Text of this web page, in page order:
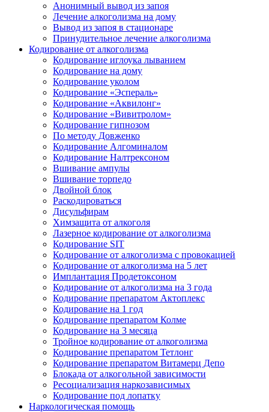
Анонимный вывод из запоя
Лечение алкоголизма на дому
Вывод из запоя в стационаре
Принудительное лечение алкоголизма
Кодирование от алкоголизма
Кодирование иглоука лыванием
Кодирование на дому
Кодирование уколом
Кодирование «Эспераль»
Кодирование «Аквилонг»
Кодирование «Вивитролом»
Кодирование гипнозом
По методу Довженко
Кодирование Алгоминалом
Кодирование Налтрексоном
Вшивание ампулы
Вшивание торпедо
Двойной блок
Раскодироваться
Дисульфирам
Химзащита от алкоголя
Лазерное кодирование от алкоголизма
Кодирование SIT
Кодирование от алкоголизма с провокацией
Кодирование от алкоголизма на 5 лет
Имплантация Продетоксоном
Кодирование от алкоголизма на 3 года
Кодирование препаратом Актоплекс
Кодирование на 1 год
Кодирование препаратом Колме
Кодирование на 3 месяца
Тройное кодирование от алкоголизма
Кодирование препаратом Тетлонг
Кодирование препаратом Витамерц Депо
Блокада от алкогольной зависимости
Ресоциализация наркозависимых
Кодирование под лопатку
Наркологическая помощь